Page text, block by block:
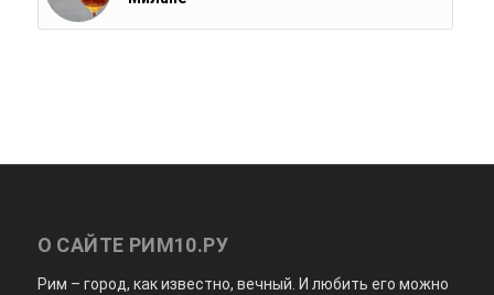
О САЙТЕ РИМ10.РУ
Рим – город, как известно, вечный. И любить его можно